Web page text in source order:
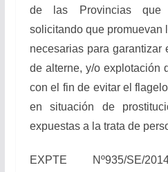
de las Provincias que
solicitando que promuevan
necesarias para
de alterne, y/o explotación
con el fin de evitar el
en situación de
expuestas a la trata de
EXPTE Nº935/SE/